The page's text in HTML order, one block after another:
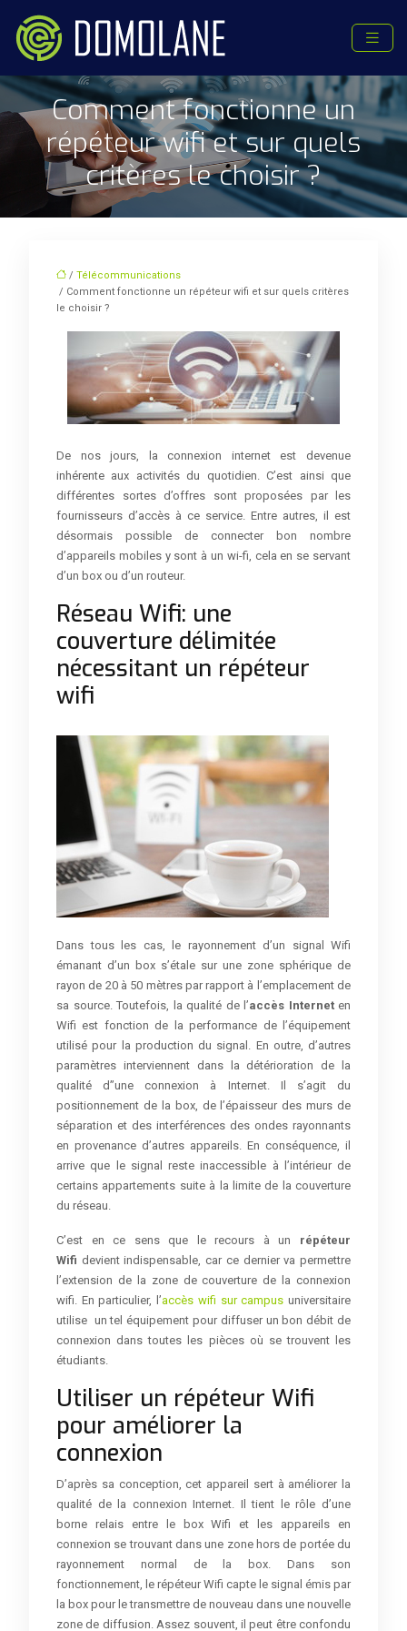
Comment fonctionne un
répéteur wifi et sur quels
critères le choisir ?
/ Télécommunications
/ Comment fonctionne un répéteur wifi et sur quels critères
le choisir ?
De nos jours, la connexion internet est devenue
inhérente aux activités du quotidien. C’est ainsi que
différentes sortes d’offres sont proposées par les
fournisseurs d’accès à ce service. Entre autres, il est
désormais possible de connecter bon nombre
d’appareils mobiles y sont à un wi-fi, cela en se servant
d’un box ou d’un routeur.
Réseau Wifi: une
couverture délimitée
nécessitant un répéteur
wifi
Dans tous les cas, le rayonnement d’un signal Wifi
émanant d’un box s’étale sur une zone sphérique de
rayon de 20 à 50 mètres par rapport à l’emplacement de
sa source. Toutefois, la qualité de l’accès Internet en
Wifi est fonction de la performance de l’équipement
utilisé pour la production du signal. En outre, d’autres
paramètres interviennent dans la détérioration de la
qualité d’’une connexion à Internet. Il s’agit du
positionnement de la box, de l’épaisseur des murs de
séparation et des interférences des ondes rayonnants
en provenance d’autres appareils. En conséquence, il
arrive que le signal reste inaccessible à l’intérieur de
certains appartements suite à la limite de la couverture
du réseau.
C’est en ce sens que le recours à un répéteur
Wifi devient indispensable, car ce dernier va permettre
l’extension de la zone de couverture de la connexion
wifi. En particulier, l’accès wifi sur campus universitaire
utilise un tel équipement pour diffuser un bon débit de
connexion dans toutes les pièces où se trouvent les
étudiants.
Utiliser un répéteur Wifi
pour améliorer la
connexion
D’après sa conception, cet appareil sert à améliorer la
qualité de la connexion Internet. Il tient le rôle d’une
borne relais entre le box Wifi et les appareils en
connexion se trouvant dans une zone hors de portée du
rayonnement normal de la box. Dans son
fonctionnement, le répéteur Wifi capte le signal émis par
la box pour le transmettre de nouveau dans une nouvelle
zone de diffusion. Assez souvent, il peut être confondu